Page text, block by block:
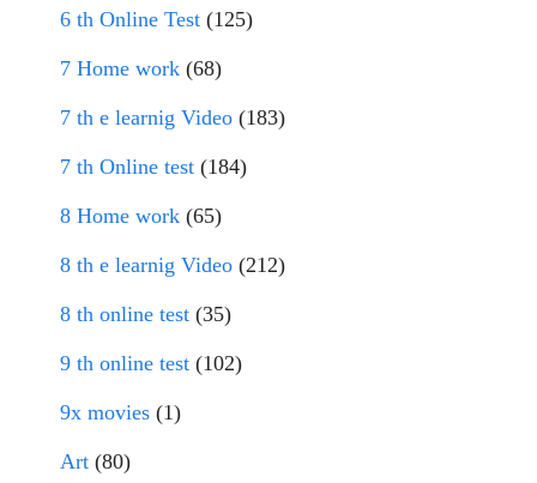
6 th Online Test (125)
7 Home work (68)
7 th e learnig Video (183)
7 th Online test (184)
8 Home work (65)
8 th e learnig Video (212)
8 th online test (35)
9 th online test (102)
9x movies (1)
Art (80)